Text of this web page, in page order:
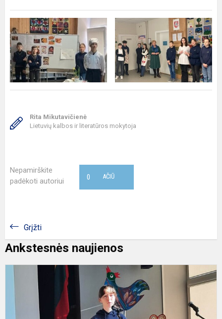
Rita Mikutavičienė
Lietuvių kalbos ir literatūros mokytoja
Nepamirškite
padėkoti autoriui
AČIŪ
0
Grįžti
Ankstesnės naujienos